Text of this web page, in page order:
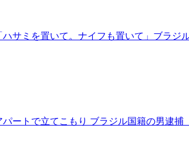
ハサミを置いて。ナイフも置いて」ブラジ
ートで立てこもり ブラジル国籍の男逮捕